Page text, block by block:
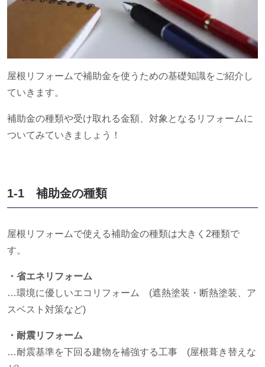
屋根リフォームで補助金を使うための基礎知識をご紹介し
ていきます。
補助金の種類や受け取れる金額、対象となるリフォームに
ついてみていきましょう！
1-1 補助金の種類
屋根リフォームで使える補助金の種類は大きく 2種類で
す。
・省エネリフォーム
…環境に優しいエコリフォーム (遮熱塗装・断熱塗装、ア
スベスト対策など)
・耐震リフォーム
…耐震基準を下回る建物を補強する工事 (屋根葺き替えな